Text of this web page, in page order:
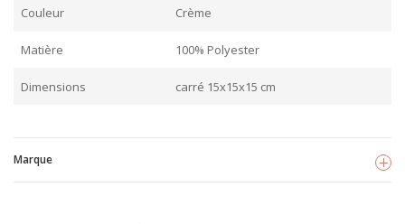
Couleur Crème
Matière 100% Polyester
Dimensions carré 15x15x15 cm
Marque